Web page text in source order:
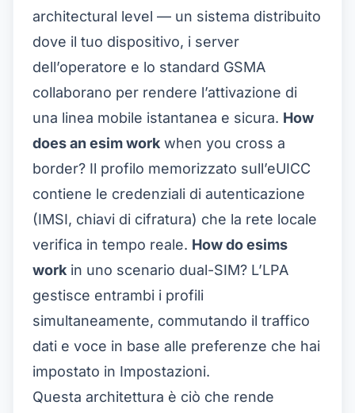
architectural level — un sistema distribuito
dove il tuo dispositivo, i server
dell’operatore e lo standard GSMA
collaborano per rendere l’attivazione di
una linea mobile istantanea e sicura. How
does an esim work when you cross a
border? Il profilo memorizzato sull’eUICC
contiene le credenziali di autenticazione
(IMSI, chiavi di cifratura) che la rete locale
verifica in tempo reale. How do esims
work in uno scenario dual-SIM? L’LPA
gestisce entrambi i profili
simultaneamente, commutando il traffico
dati e voce in base alle preferenze che hai
impostato in Impostazioni.
Questa architettura è ciò che rende